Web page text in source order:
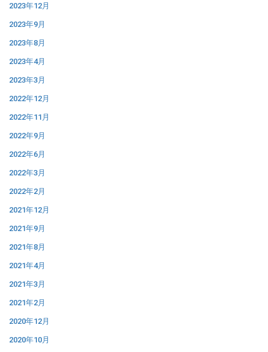
2023年12月
2023年9月
2023年8月
2023年4月
2023年3月
2022年12月
2022年11月
2022年9月
2022年6月
2022年3月
2022年2月
2021年12月
2021年9月
2021年8月
2021年4月
2021年3月
2021年2月
2020年12月
2020年10月